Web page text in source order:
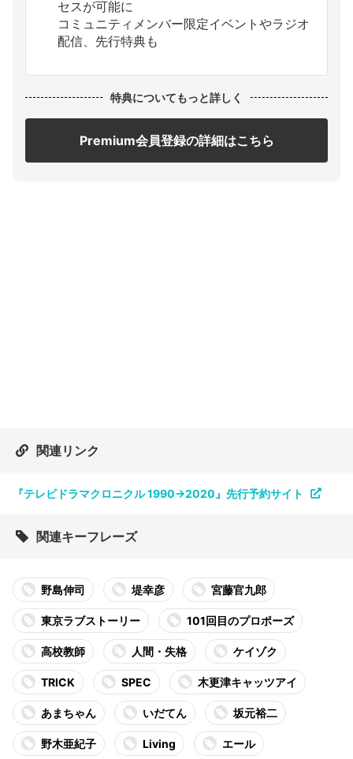
セスが可能に
コミュニティメンバー限定イベントやラジオ
配信、先行特典も
特典についてもっと詳しく
Premium会員登録の詳細はこちら
関連リンク
『テレビドラマクロニクル 1990→2020』先行予約サイト
関連キーフレーズ
野島伸司 堤幸彦 宮藤官九郎
東京ラブストーリー 101回目のプロポーズ
高校教師 人間・失格 ケイゾク
TRICK SPEC 木更津キャッツアイ
あまちゃん いだてん 坂元裕二
野木亜紀子 Living エール